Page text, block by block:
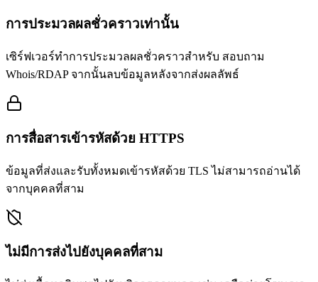
การประมวลผลชั่วคราวเท่านั้น
เซิร์ฟเวอร์ทำการประมวลผลชั่วคราวสำหรับ สอบถาม
Whois/RDAP จากนั้นลบข้อมูลหลังจากส่งผลลัพธ์
การสื่อสารเข้ารหัสด้วย HTTPS
ข้อมูลที่ส่งและรับทั้งหมดเข้ารหัสด้วย TLS ไม่สามารถอ่านได้
จากบุคคลที่สาม
ไม่มีการส่งไปยังบุคคลที่สาม